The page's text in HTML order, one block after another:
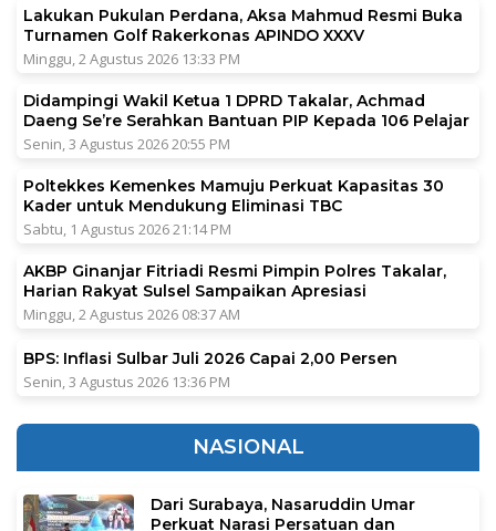
Lakukan Pukulan Perdana, Aksa Mahmud Resmi Buka
Turnamen Golf Rakerkonas APINDO XXXV
Minggu, 2 Agustus 2026 13:33 PM
Didampingi Wakil Ketua 1 DPRD Takalar, Achmad
Daeng Se’re Serahkan Bantuan PIP Kepada 106 Pelajar
Senin, 3 Agustus 2026 20:55 PM
Poltekkes Kemenkes Mamuju Perkuat Kapasitas 30
Kader untuk Mendukung Eliminasi TBC
Sabtu, 1 Agustus 2026 21:14 PM
AKBP Ginanjar Fitriadi Resmi Pimpin Polres Takalar,
Harian Rakyat Sulsel Sampaikan Apresiasi
Minggu, 2 Agustus 2026 08:37 AM
BPS: Inflasi Sulbar Juli 2026 Capai 2,00 Persen
Senin, 3 Agustus 2026 13:36 PM
NASIONAL
Dari Surabaya, Nasaruddin Umar
Perkuat Narasi Persatuan dan